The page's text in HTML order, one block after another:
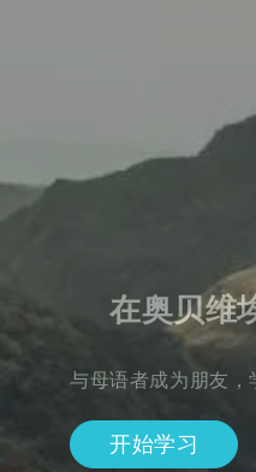
在奥贝维
与母语者成为朋友
开始学习